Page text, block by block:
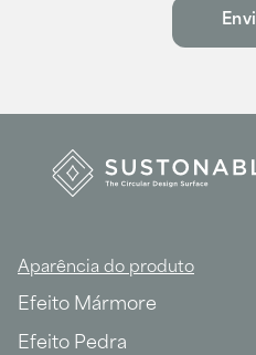
Aparência do produto
Efeito Mármore
Efeito Pedra